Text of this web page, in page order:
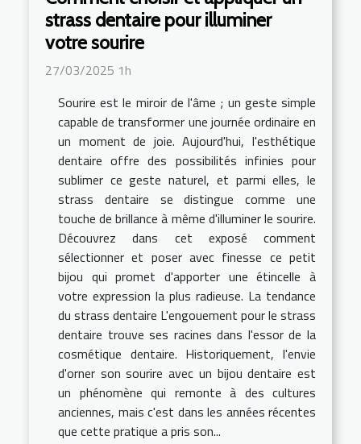
strass dentaire pour illuminer
votre sourire
27/03/2025 1h
Sourire est le miroir de l'âme ; un geste simple
capable de transformer une journée ordinaire en
un moment de joie. Aujourd'hui, l'esthétique
dentaire offre des possibilités infinies pour
sublimer ce geste naturel, et parmi elles, le
strass dentaire se distingue comme une
touche de brillance à même d'illuminer le sourire.
Découvrez dans cet exposé comment
sélectionner et poser avec finesse ce petit
bijou qui promet d'apporter une étincelle à
votre expression la plus radieuse. La tendance
du strass dentaire L'engouement pour le strass
dentaire trouve ses racines dans l'essor de la
cosmétique dentaire. Historiquement, l'envie
d'orner son sourire avec un bijou dentaire est
un phénomène qui remonte à des cultures
anciennes, mais c'est dans les années récentes
que cette pratique a pris son...